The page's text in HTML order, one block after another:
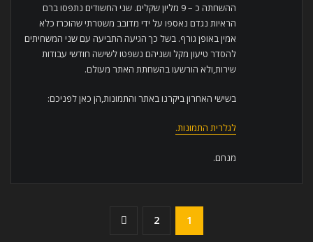
ההשחתה כ – 9 מליון שקלים. שני החשודים נתפסו ברם
הראיות נגדם נאספו על ידי מדובב משטרתי שהוכרז כלא
אמין באופן גורף. בשל כך הגיעה התביעה עם שני המשחיתים
להסדר טיעון מקל ושניהם נשפטו לשישה חודשי עבודות
שירות,ולא הורשעו בהשחתת האתר מעולם.
בשישי האחרון ביקרנו באתר והתמונות,הן כאן לפניכם:
לגלרית התמונות.
מנחם.
1
2